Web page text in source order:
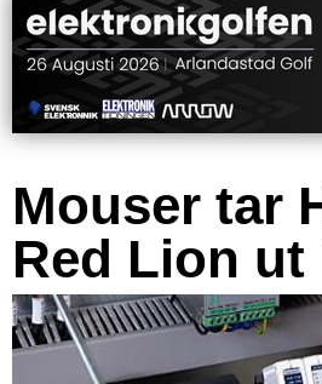
Mouser tar
Red Lion ut